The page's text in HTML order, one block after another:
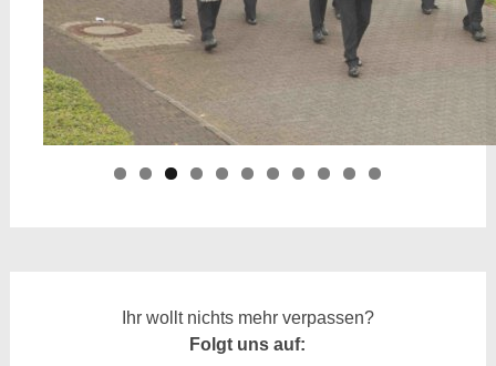
Ihr wollt nichts mehr verpassen?
Folgt uns auf: